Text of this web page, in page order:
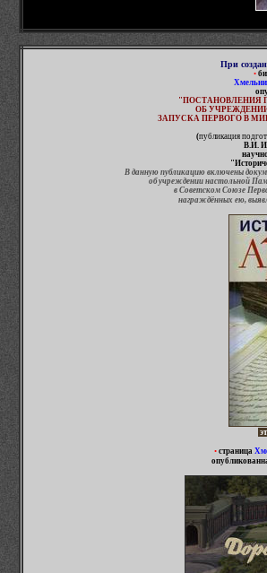
При
•
"ПОСТАНОВЛЕНИЯ
ОБ
ЗАПУСКА ПЕРВОГО В
(публикация
В.И.
В данную публикацию включены
об учреждении настольной
в Советском Союзе
награждённых ею,
• страница